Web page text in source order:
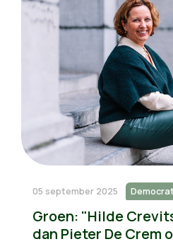
05 september 2025
Groen: "Hilde
dan Pieter De Crem